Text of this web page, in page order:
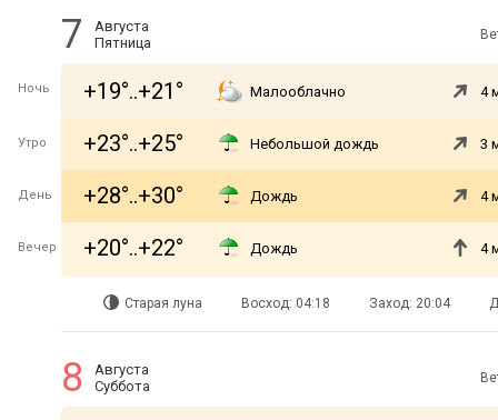
7
Августа
Пятница
Ночь +19°..+21° Малооблачно 4
Утро +23°..+25° Небольшой дождь 3
День +28°..+30° Дождь 4
Вечер +20°..+22° Дождь 4
Старая луна Восход: 04:18 Заход: 20:04
8
Августа
Суббота